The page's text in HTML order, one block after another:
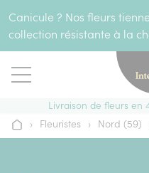
Canicule ? Nos fleurs
collection résistante à la
Livraison de fleurs en
Accueil
› Fleuristes › Nord (59)